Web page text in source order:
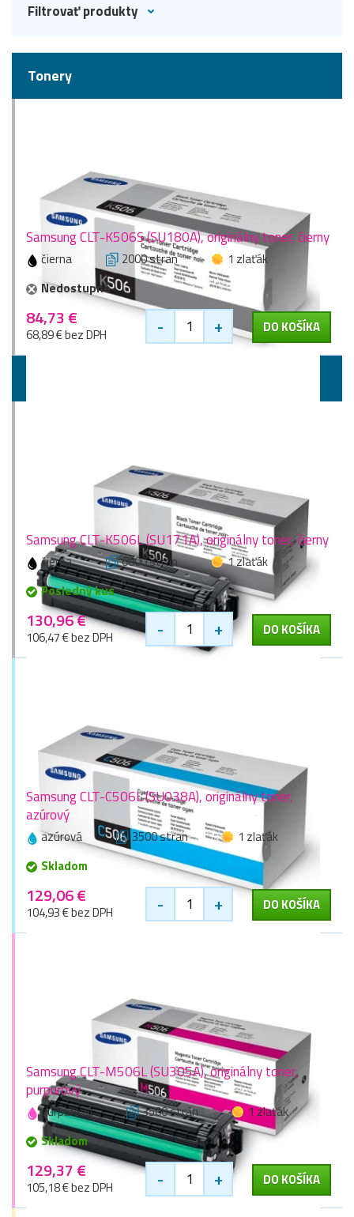
Filtrovať produkty
Tonery
Samsung CLT-K506S (SU180A), originálny toner, čierny
čierna 2000 stran
1 zlaťák
Nedostupné
84,73 €
68,89 € bez DPH - + DO KOŠÍKA
Samsung CLT-K506L (SU171A), originálny toner, čierny
čierna 6000 stran
1 zlaťák
Posledný kus
130,96 €
106,47 € bez DPH - + DO KOŠÍKA
Samsung CLT-C506L (SU038A), originálny toner,
azúrový
azúrová 3500 stran
1 zlaťák
Skladom
129,06 €
104,93 € bez DPH - + DO KOŠÍKA
Samsung CLT-M506L (SU305A), originálny toner,
purpurový
purpurová 3500 stran
1 zlaťák
Skladom
129,37 €
105,18 € bez DPH - + DO KOŠÍKA